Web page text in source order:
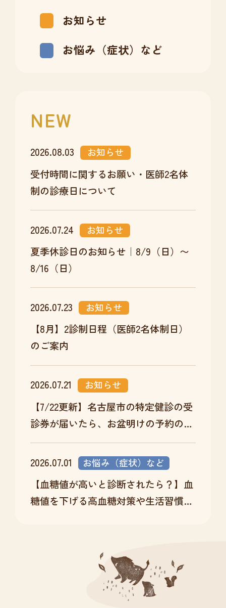
お知らせ
お悩み（症状）など
NEW
2026.08.03 お知らせ
受付時間に関するお願い・医師2名体
制の診療日について
2026.07.24 お知らせ
夏季休診日のお知らせ｜8/9（日）〜
8/16（日）
2026.07.23 お知らせ
【8月】2診制日程（医師2名体制日）
のご案内
2026.07.21 お知らせ
【7/22更新】名古屋市の特定健診の受
診券が届いたら、お盆明けの予約のチ
ャンスです
2026.07.01
お悩み（症状）など
【血糖値が高いと診断されたら？】血
糖値を下げる高血糖対策や生活習慣改